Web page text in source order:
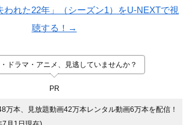
われた22年」（シーズン1）をU-NEXTで視
聴する！→
ドラマ・アニメ、見逃していませんか？
PR
万本、見放題動画42万本レンタル動画6万本を配信！